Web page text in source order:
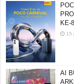
KE-8
15
AI